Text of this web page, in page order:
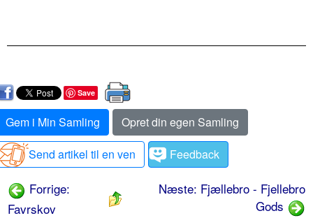
Save
Gem i Min Samling
Opret din egen Samling
Send artikel til en ven
Feedback
Forrige:
Favrskov
Næste: Fjællebro - Fjellebro
Gods